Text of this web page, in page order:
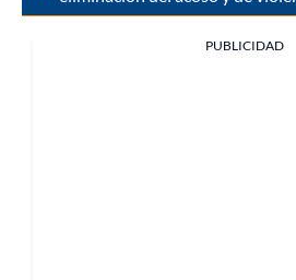
PUBLICIDAD